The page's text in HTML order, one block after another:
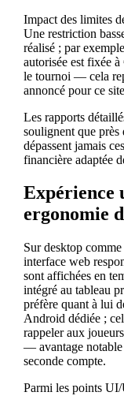
Impact des limites
Une restriction
réalisé ; par
autorisée est fixée
le tournoi — cela
annoncé pour ce
Les rapports
soulignent que près
dépassent jamais
financière adaptée
Expérience
ergonomie
Sur desktop
interface web
sont affichées en
intégré au tableau
préfère quant à lui
Android dédiée ;
rappeler aux
— avantage notable
seconde compte.
Parmi les points